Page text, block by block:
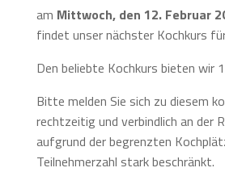
am Mittwoch, den 12. Februar
findet unser nächster Kochkurs
Den beliebte Kochkurs bieten wir
Bitte melden Sie sich zu diesem
rechtzeitig und verbindlich an der
aufgrund der begrenzten
Teilnehmerzahl stark beschränkt.